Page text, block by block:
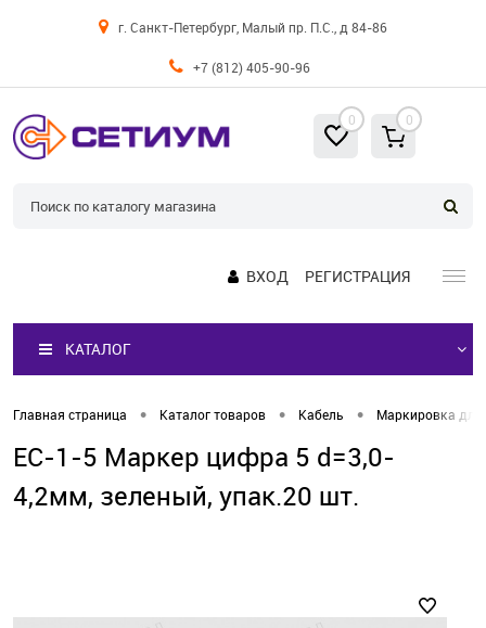
г. Санкт-Петербург, Малый пр. П.С., д 84-86
+7 (812) 405-90-96
0 0
ВХОД РЕГИСТРАЦИЯ
КАТАЛОГ
Главная страница • Каталог товаров • Кабель • Маркировка для
EС-1-5 Маркер цифра 5 d=3,0-
4,2мм, зеленый, упак.20 шт.